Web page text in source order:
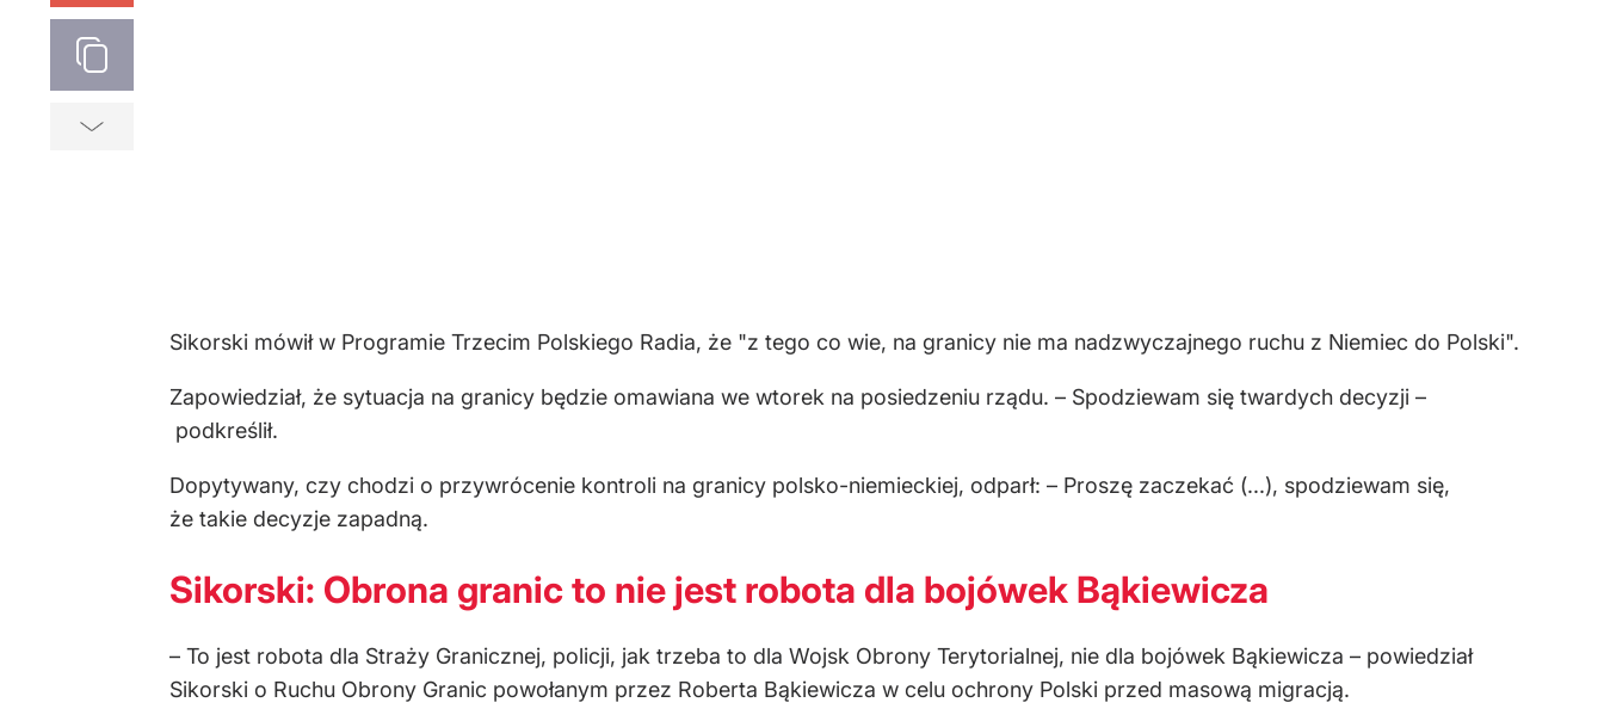
Sikorski mówił w Programie Trzecim Polskiego Radia, że "z tego co wie, na granicy nie ma nadzwyczajnego ruchu z Niemiec do Polski".
Zapowiedział, że sytuacja na granicy będzie omawiana we wtorek na posiedzeniu rządu. – Spodziewam się twardych decyzji –
podkreślił.
Dopytywany, czy chodzi o przywrócenie kontroli na granicy polsko-niemieckiej, odparł: – Proszę zaczekać (...), spodziewam się,
że takie decyzje zapadną.
Sikorski: Obrona granic to nie jest robota dla bojówek Bąkiewicza
– To jest robota dla Straży Granicznej, policji, jak trzeba to dla Wojsk Obrony Terytorialnej, nie dla bojówek Bąkiewicza – powiedział
Sikorski o Ruchu Obrony Granic powołanym przez Roberta Bąkiewicza w celu ochrony Polski przed masową migracją.